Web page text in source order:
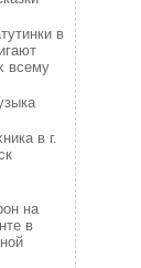
в
всему
в г.
на
в